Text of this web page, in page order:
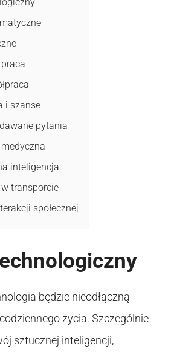
i szanse
pytania
inteligencja
transporcie
społecznej
będzie nieodłączną
życia. Szczególnie
sztucznej inteligencji,